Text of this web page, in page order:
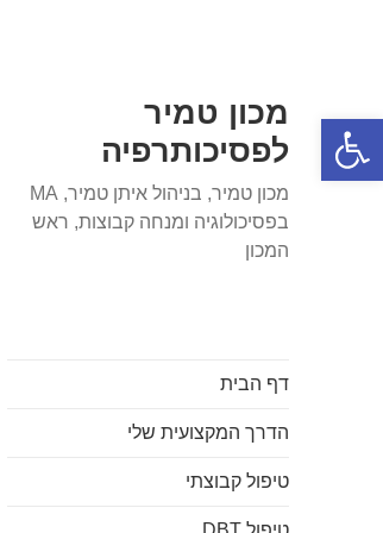
פתח סרגל נגישותמכון טמיר
לפסיכותרפיה
מכון טמיר, בניהול איתן טמיר, MA
בפסיכולוגיה ומנחה קבוצות, ראש
המכון
דף הבית
הדרך המקצועית שלי
טיפול קבוצתי